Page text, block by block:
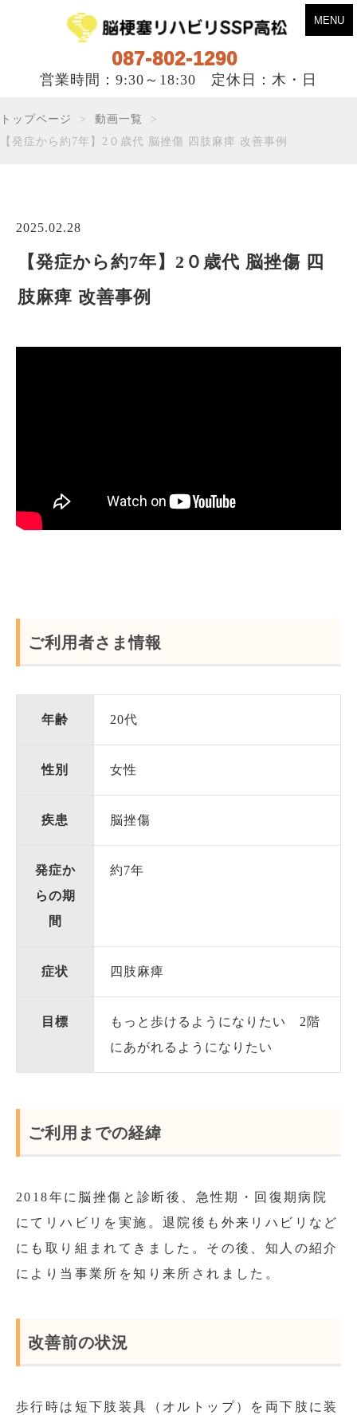
087-802-1290
営業時間：9:30～18:30 定休日：木・日
MENU
トップページ
動画一覧
【発症から約7年】2０歳代 脳挫傷 四肢麻痺 改善事例
2025.02.28
【発症から約7年】2０歳代 脳挫傷 四
肢麻痺 改善事例
ご利用者さま情報
年齢 20代
性別 女性
疾患 脳挫傷
発症か
らの期
間
約7年
症状 四肢麻痺
目標
もっと歩けるようになりたい 2階
にあがれるようになりたい
ご利用までの経緯
2018年に脳挫傷と診断後、急性期・回復期病院
にてリハビリを実施。退院後も外来リハビリなど
にも取り組まれてきました。その後、知人の紹介
により当事業所を知り来所されました。
改善前の状況
歩行時は短下肢装具（オルトップ）を両下肢に装